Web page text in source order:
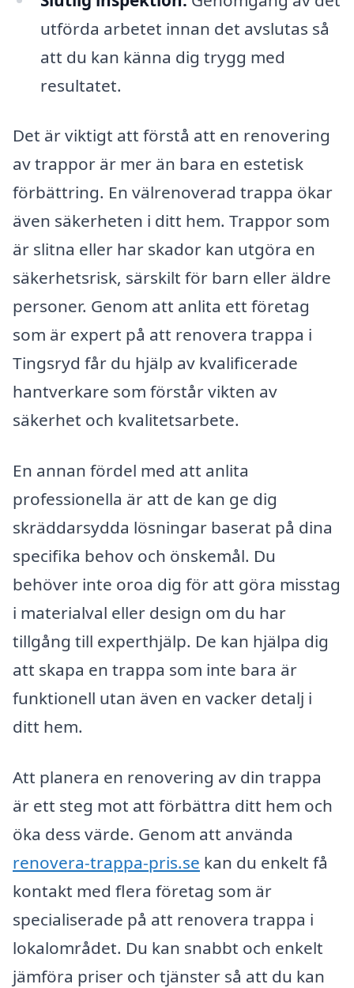
utförda arbetet innan det avslutas så
att du kan känna dig trygg med
resultatet.
Det är viktigt att förstå att en renovering
av trappor är mer än bara en estetisk
förbättring. En välrenoverad trappa ökar
även säkerheten i ditt hem. Trappor som
är slitna eller har skador kan utgöra en
säkerhetsrisk, särskilt för barn eller äldre
personer. Genom att anlita ett företag
som är expert på att renovera trappa i
Tingsryd får du hjälp av kvalificerade
hantverkare som förstår vikten av
säkerhet och kvalitetsarbete.
En annan fördel med att anlita
professionella är att de kan ge dig
skräddarsydda lösningar baserat på dina
specifika behov och önskemål. Du
behöver inte oroa dig för att göra misstag
i materialval eller design om du har
tillgång till experthjälp. De kan hjälpa dig
att skapa en trappa som inte bara är
funktionell utan även en vacker detalj i
ditt hem.
Att planera en renovering av din trappa
är ett steg mot att förbättra ditt hem och
öka dess värde. Genom att använda
renovera-trappa-pris.se kan du enkelt få
kontakt med flera företag som är
specialiserade på att renovera trappa i
lokalområdet. Du kan snabbt och enkelt
jämföra priser och tjänster så att du kan